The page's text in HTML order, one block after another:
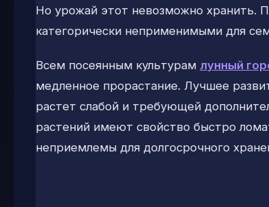
Но урожай этот невозможно хранить.
категорически неприменимыми для
Всем посеянным культурам лунный
медленное прорастание. Лучшее
растет слабой и требующей
растений имеют свойство быстро
неприемлемы для долгосрочного